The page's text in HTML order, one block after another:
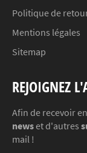
Politique de
Mentions légales
Sitemap
REJOIGNEZ
Afin de recevoir
newset d'autres
mail !